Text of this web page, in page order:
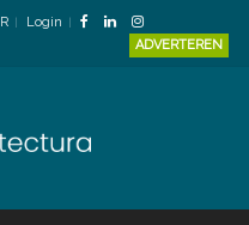
Login
ADVERTEREN